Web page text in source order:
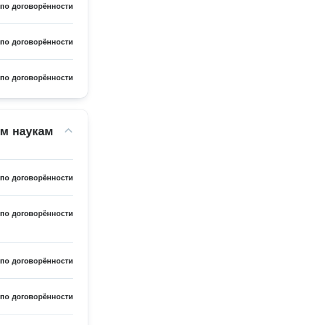
по договорённости
по договорённости
по договорённости
наукам
по договорённости
по договорённости
по договорённости
по договорённости